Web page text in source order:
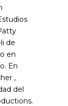
de
en
En
,
del